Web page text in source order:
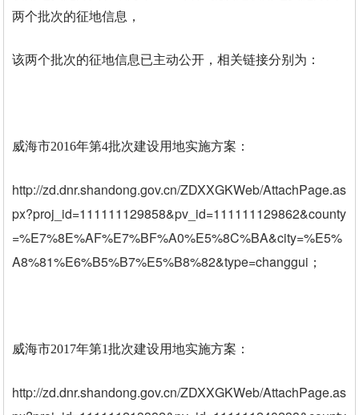
两个批次的征地信息，
该两个批次的征地信息已主动公开，相关链接分别为：
威海市2016年第4批次建设用地实施方案：
http://zd.dnr.shandong.gov.cn/ZDXXGKWeb/AttachPage.as
px?proj_id=111111129858&pv_id=111111129862&county
=%E7%8E%AF%E7%BF%A0%E5%8C%BA&city=%E5%
A8%81%E6%B5%B7%E5%B8%82&type=changgui ；
威海市2017年第1批次建设用地实施方案：
http://zd.dnr.shandong.gov.cn/ZDXXGKWeb/AttachPage.as